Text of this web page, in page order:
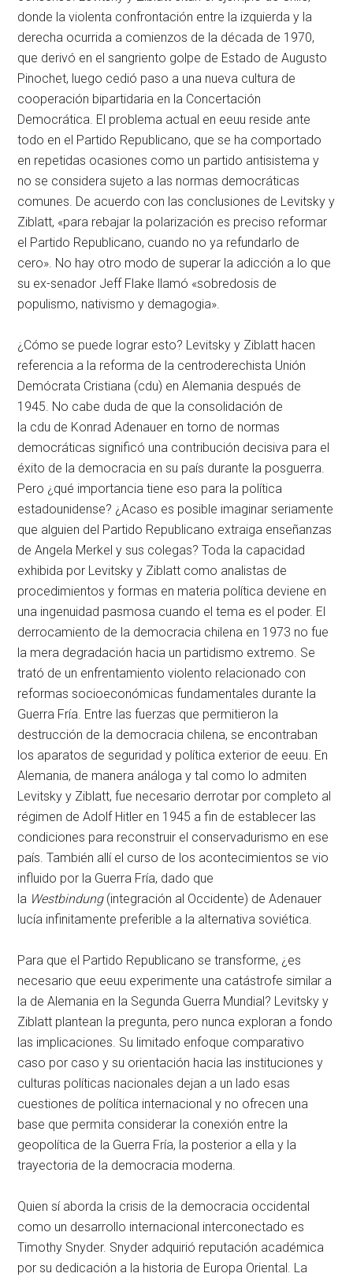
donde la violenta confrontación entre la izquierda y la
derecha ocurrida a comienzos de la década de 1970,
que derivó en el sangriento golpe de Estado de Augusto
Pinochet, luego cedió paso a una nueva cultura de
cooperación bipartidaria en la Concertación
Democrática. El problema actual en eeuu reside ante
todo en el Partido Republicano, que se ha comportado
en repetidas ocasiones como un partido antisistema y
no se considera sujeto a las normas democráticas
comunes. De acuerdo con las conclusiones de Levitsky y
Ziblatt, «para rebajar la polarización es preciso reformar
el Partido Republicano, cuando no ya refundarlo de
cero». No hay otro modo de superar la adicción a lo que
su ex-senador Jeff Flake llamó «sobredosis de
populismo, nativismo y demagogia».
¿Cómo se puede lograr esto? Levitsky y Ziblatt hacen
referencia a la reforma de la centroderechista Unión
Demócrata Cristiana (cdu) en Alemania después de
1945. No cabe duda de que la consolidación de
la cdu de Konrad Adenauer en torno de normas
democráticas significó una contribución decisiva para el
éxito de la democracia en su país durante la posguerra.
Pero ¿qué importancia tiene eso para la política
estadounidense? ¿Acaso es posible imaginar seriamente
que alguien del Partido Republicano extraiga enseñanzas
de Angela Merkel y sus colegas? Toda la capacidad
exhibida por Levitsky y Ziblatt como analistas de
procedimientos y formas en materia política deviene en
una ingenuidad pasmosa cuando el tema es el poder. El
derrocamiento de la democracia chilena en 1973 no fue
la mera degradación hacia un partidismo extremo. Se
trató de un enfrentamiento violento relacionado con
reformas socioeconómicas fundamentales durante la
Guerra Fría. Entre las fuerzas que permitieron la
destrucción de la democracia chilena, se encontraban
los aparatos de seguridad y política exterior de eeuu. En
Alemania, de manera análoga y tal como lo admiten
Levitsky y Ziblatt, fue necesario derrotar por completo al
régimen de Adolf Hitler en 1945 a fin de establecer las
condiciones para reconstruir el conservadurismo en ese
país. También allí el curso de los acontecimientos se vio
influido por la Guerra Fría, dado que
la Westbindung(integración al Occidente) de Adenauer
lucía infinitamente preferible a la alternativa soviética.
Para que el Partido Republicano se transforme, ¿es
necesario que eeuu experimente una catástrofe similar a
la de Alemania en la Segunda Guerra Mundial? Levitsky y
Ziblatt plantean la pregunta, pero nunca exploran a fondo
las implicaciones. Su limitado enfoque comparativo
caso por caso y su orientación hacia las instituciones y
culturas políticas nacionales dejan a un lado esas
cuestiones de política internacional y no ofrecen una
base que permita considerar la conexión entre la
geopolítica de la Guerra Fría, la posterior a ella y la
trayectoria de la democracia moderna.
Quien sí aborda la crisis de la democracia occidental
como un desarrollo internacional interconectado es
Timothy Snyder. Snyder adquirió reputación académica
por su dedicación a la historia de Europa Oriental. La